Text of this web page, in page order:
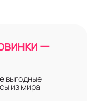
—
выгодные
из мира